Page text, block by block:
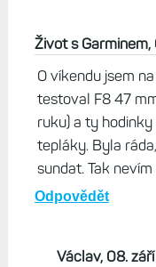
Život s
O víkendu jsem
testoval F8 47
ruku) a ty
tepláky. Byla
sundat. Tak nevím
Odpovědět
Václav, 08.